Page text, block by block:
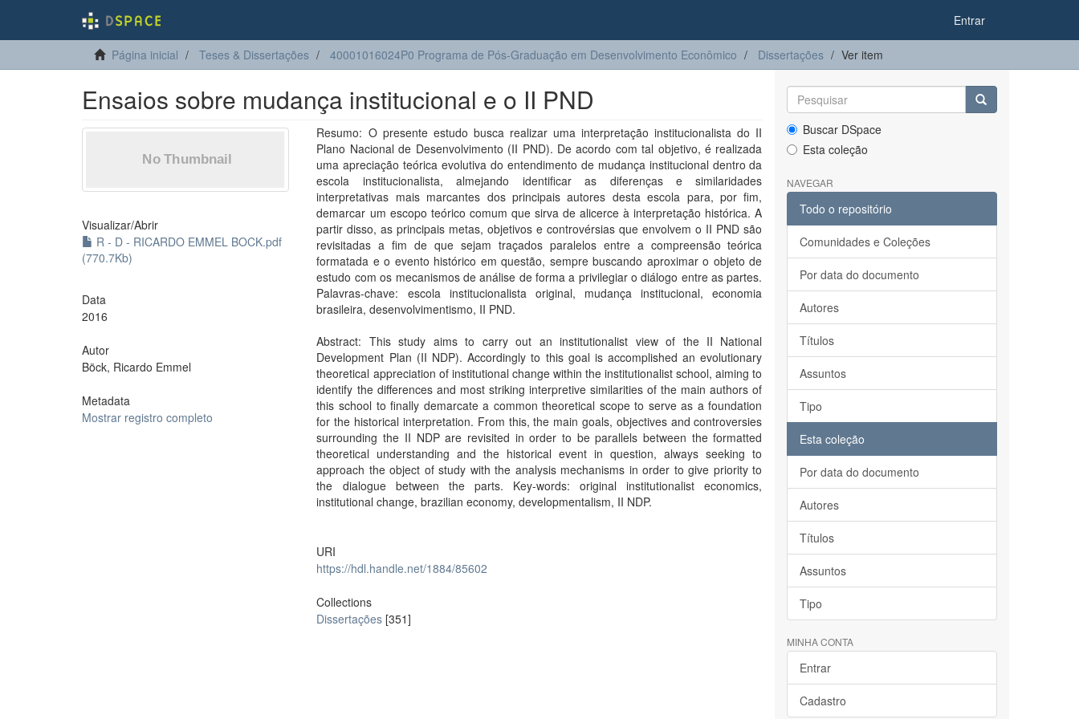
Entrar
Página inicial Teses & Dissertações 40001016024P0 Programa de Pós-Graduação em Desenvolvimento Econômico Dissertações Ver item
Ensaios sobre mudança institucional e o II PND
Visualizar/Abrir
R - D - RICARDO EMMEL BOCK.pdf
(770.7Kb)
Data
2016
Autor
Böck, Ricardo Emmel
Metadata
Mostrar registro completo
Resumo: O presente estudo busca realizar uma interpretação institucionalista do II
Plano Nacional de Desenvolvimento (II PND). De acordo com tal objetivo, é realizada
uma apreciação teórica evolutiva do entendimento de mudança institucional dentro da
escola institucionalista, almejando identificar as diferenças e similaridades
interpretativas mais marcantes dos principais autores desta escola para, por fim,
demarcar um escopo teórico comum que sirva de alicerce à interpretação histórica. A
partir disso, as principais metas, objetivos e controvérsias que envolvem o II PND são
revisitadas a fim de que sejam traçados paralelos entre a compreensão teórica
formatada e o evento histórico em questão, sempre buscando aproximar o objeto de
estudo com os mecanismos de análise de forma a privilegiar o diálogo entre as partes.
Palavras-chave: escola institucionalista original, mudança institucional, economia
brasileira, desenvolvimentismo, II PND.
Abstract: This study aims to carry out an institutionalist view of the II National
Development Plan (II NDP). Accordingly to this goal is accomplished an evolutionary
theoretical appreciation of institutional change within the institutionalist school, aiming to
identify the differences and most striking interpretive similarities of the main authors of
this school to finally demarcate a common theoretical scope to serve as a foundation
for the historical interpretation. From this, the main goals, objectives and controversies
surrounding the II NDP are revisited in order to be parallels between the formatted
theoretical understanding and the historical event in question, always seeking to
approach the object of study with the analysis mechanisms in order to give priority to
the dialogue between the parts. Key-words: original institutionalist economics,
institutional change, brazilian economy, developmentalism, II NDP.
URI
https://hdl.handle.net/1884/85602
Collections
Dissertações [351]
Buscar DSpace
Esta coleção
NAVEGAR
Todo o repositório
Comunidades e Coleções
Por data do documento
Autores
Títulos
Assuntos
Tipo
Esta coleção
Por data do documento
Autores
Títulos
Assuntos
Tipo
MINHA CONTA
Entrar
Cadastro